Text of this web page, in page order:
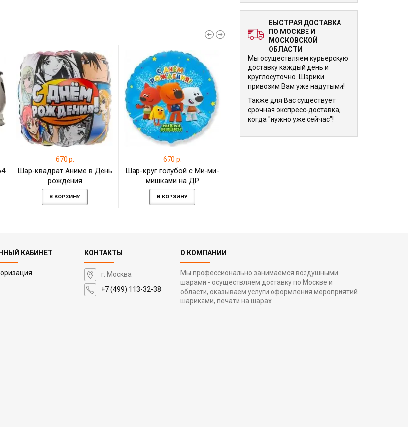
670 р.
Шар-квадрат Аниме в День
рождения
В КОРЗИНУ
670 р.
Шар-круг голубой с Ми-ми-
мишками на ДР
В КОРЗИНУ
БЫСТРАЯ ДОСТАВКА
ПО МОСКВЕ И
МОСКОВСКОЙ
ОБЛАСТИ
Мы осуществляем курьерскую
доставку каждый день и
круглосуточно. Шарики
привозим Вам уже надутыми!
Также для Вас существует
срочная экспресс-доставка,
когда "нужно уже сейчас"!
КАБИНЕТ КОНТАКТЫ
г. Москва
+7 (499) 113-32-38
О КОМПАНИИ
Мы профессионально занимаемся воздушными
шарами - осуществляем доставку по Москве и
области, оказываем услуги оформления мероприятий
шариками, печати на шарах.